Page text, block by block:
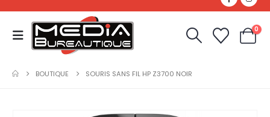
0
BOUTIQUE SOURIS SANS FIL HP Z3700 NOIR